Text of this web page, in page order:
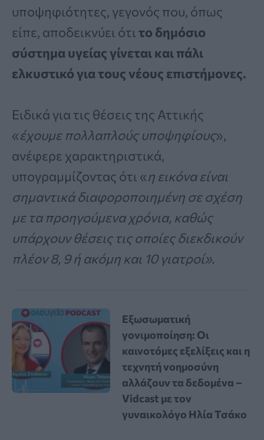
υποψηφιότητες, γεγονός που, όπως
είπε, αποδεικνύει ότι το δημόσιο
σύστημα υγείας γίνεται και πάλι
ελκυστικό για τους νέους επιστήμονες.
Ειδικά για τις θέσεις της Αττικής
«έχουμε πολλαπλούς υποψηφίους»,
ανέφερε χαρακτηριστικά,
υπογραμμίζοντας ότι «η εικόνα είναι
σημαντικά διαφοροποιημένη σε σχέση
με τα προηγούμενα χρόνια, καθώς
υπάρχουν θέσεις τις οποίες διεκδικούν
πλέον 8, 9 ή ακόμη και 10 γιατροί».
Εξωσωματική
γονιμοποίηση: Οι
καινοτόμες εξελίξεις και η
τεχνητή νοημοσύνη
αλλάζουν τα δεδομένα –
Vidcast με τον
γυναικολόγο Ηλία Τσάκο